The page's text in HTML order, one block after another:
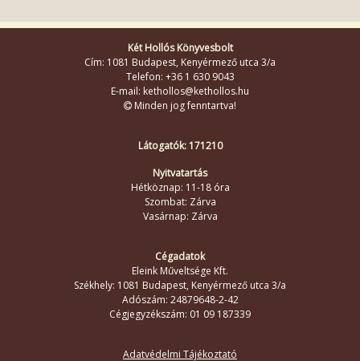
Két Hollós Könyvesbolt
Cím: 1081 Budapest, Kenyérmező utca 3/a
Telefon: +36 1 630 9043
E-mail: kethollos@kethollos.hu
Minden jog fenntartva!
Látogatók: 171210
Nyitvatartás
Hétköznap: 11-18 óra
Szombat: Zárva
Vasárnap: Zárva
Cégadatok
Eleink Műveltsége Kft.
Székhely: 1081 Budapest, Kenyérmező utca 3/a
Adószám: 24879648-2-42
Cégjegyzékszám: 01 09 187339
Adatvédelmi Tájékoztató